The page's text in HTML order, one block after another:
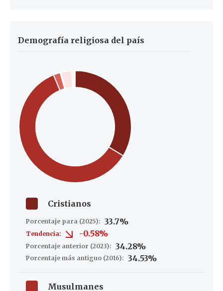
Demografía religiosa del país
Cristianos
Porcentaje para (2025): 33.7%
Tendencia: -0.58%
Porcentaje anterior (2023): 34.28%
Porcentaje más antiguo (2016): 34.53%
Musulmanes